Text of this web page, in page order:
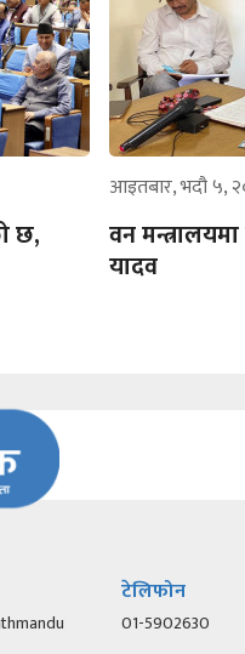
छ,
आइतबार, भदौ ५,
वन
यादव
टेलिफोन
01-5902630